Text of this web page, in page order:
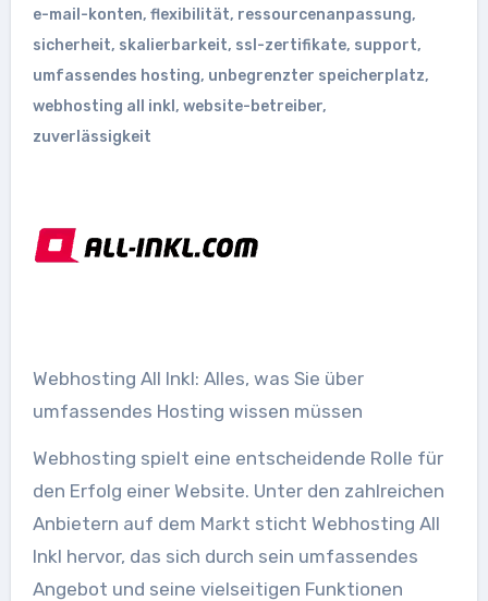
e-mail-konten, flexibilität, ressourcenanpassung,
sicherheit, skalierbarkeit, ssl-zertifikate, support,
umfassendes hosting, unbegrenzter speicherplatz,
webhosting all inkl , website-betreiber,
zuverlässigkeit
Webhosting All Inkl: Alles, was Sie über
umfassendes Hosting wissen müssen
Webhosting spielt eine entscheidende Rolle für
den Erfolg einer Website. Unter den zahlreichen
Anbietern auf dem Markt sticht Webhosting All
Inkl hervor, das sich durch sein umfassendes
Angebot und seine vielseitigen Funktionen